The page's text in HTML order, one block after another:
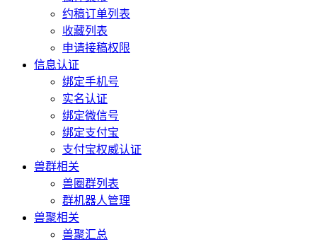
约稿订单列表
收藏列表
申请接稿权限
信息认证
绑定手机号
实名认证
绑定微信号
绑定支付宝
支付宝权威认证
兽群相关
兽圈群列表
群机器人管理
兽聚相关
兽聚汇总